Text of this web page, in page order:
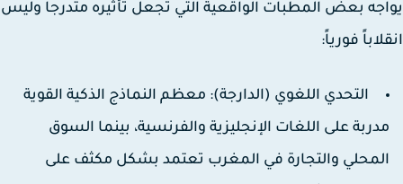
بعض المطبات الواقعية التي تجعل تأثيره متدرجاً وليس
فورياً:
التحدي اللغوي (الدارجة):معظم النماذج الذكية القوية
على اللغات الإنجليزية والفرنسية، بينما السوق
والتجارة في المغرب تعتمد بشكل مكثف على